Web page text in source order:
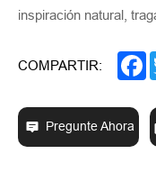
inspiración natural,
COMPARTIR:
Pregunte Ahora